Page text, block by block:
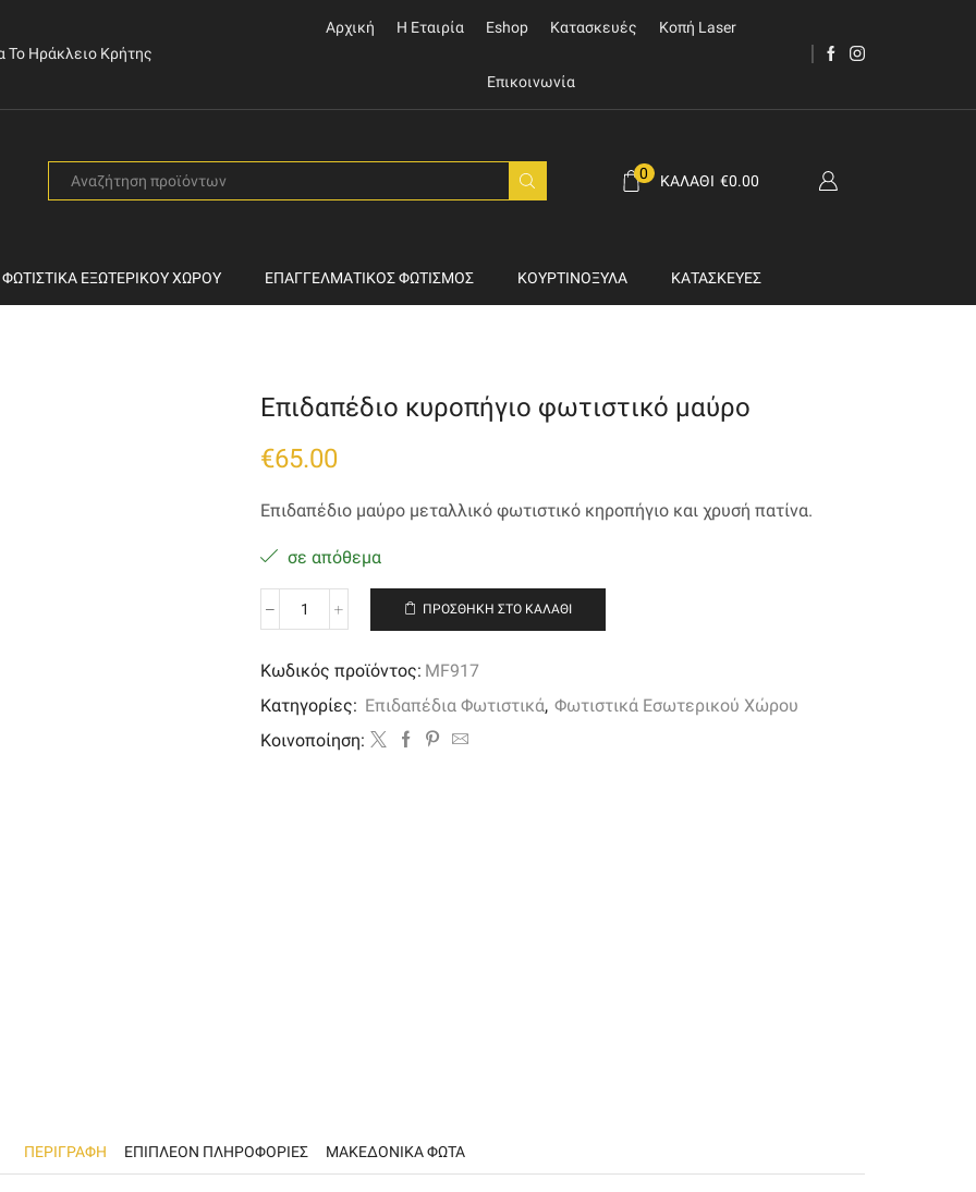
Το Ηράκλειο Κρήτης
Αρχική Η Εταιρία Eshop Κατασκευές Κοπή Laser
Επικοινωνία
0 ΚΑΛΆΘΙ €0.00
ΦΩΤΙΣΤΙΚΆ ΕΞΩΤΕΡΙΚΟΎ ΧΏΡΟΥ ΕΠΑΓΓΕΛΜΑΤΙΚΌΣ ΦΩΤΙΣΜΌΣ ΚΟΥΡΤΙΝΌΞΥΛΑ ΚΑΤΑΣΚΕΥΈΣ
Επιδαπέδιο κυροπήγιο φωτιστικό μαύρο
€65.00
Επιδαπέδιο μαύρο μεταλλικό φωτιστικό κηροπήγιο και χρυσή πατίνα.
σε απόθεμα
Επιδαπέδιο
φωτιστικό
μαύρο
ποσότητα
ΠΡΟΣΘΉΚΗ ΣΤΟ ΚΑΛΆΘΙ
Κωδικός προϊόντος: MF917
Κατηγορίες: Επιδαπέδια Φωτιστικά, Φωτιστικά Εσωτερικού Χώρου
Kοινοποίηση:
ΠΕΡΙΓΡΑΦΉ ΕΠΙΠΛΈΟΝ ΠΛΗΡΟΦΟΡΊΕΣ ΜΑΚΕΔΟΝΙΚΑ ΦΩΤΑ